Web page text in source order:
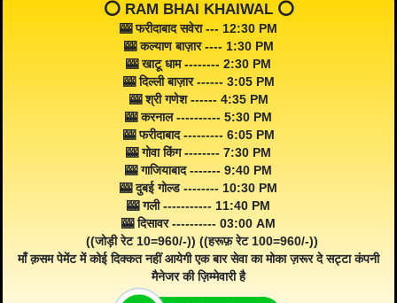
⭕️ RAM BHAI KHAIWAL ⭕️
🎰 फरीदाबाद सवेरा --- 12:30 PM
🎰 कल्याण बाज़ार ---- 1:30 PM
🎰 खाटू धाम -------- 2:30 PM
🎰 दिल्ली बाज़ार ------ 3:05 PM
🎰 श्री गणेश ------ 4:35 PM
🎰 करनाल ---------- 5:30 PM
🎰 फरीदाबाद --------- 6:05 PM
🎰 गोवा किंग -------- 7:30 PM
🎰 गाजियाबाद ------- 9:40 PM
🎰 दुबई गोल्ड -------- 10:30 PM
🎰 गली ----------- 11:40 PM
🎰 दिसावर ---------- 03:00 AM
((जोड़ी रेट 10=960/-)) ((हरूफ़ रेट 100=960/-))
माँ क़सम पेमेंट में कोई दिक्कत नहीं आयेगी एक बार सेवा का मोका ज़रूर दे सट्टा कंपनी
मैनेजर की ज़िम्मेवारी है